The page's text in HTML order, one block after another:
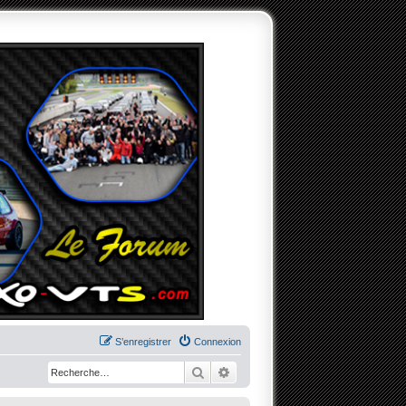
Connexion
S’enregistrer
RechercherRecherche avancée